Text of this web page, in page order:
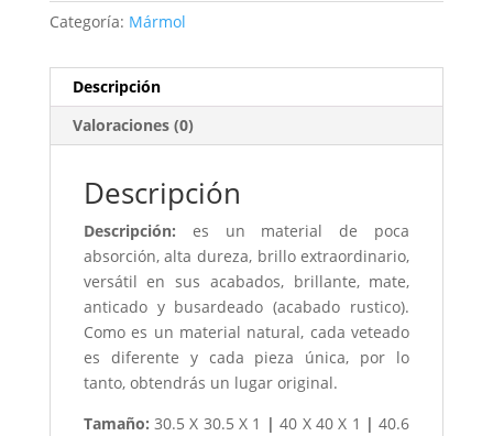
Categoría: Mármol
Descripción
Valoraciones (0)
Descripción
Descripción: es un material de poca
absorción, alta dureza, brillo extraordinario,
versátil en sus acabados, brillante, mate,
anticado y busardeado (acabado rustico).
Como es un material natural, cada veteado
es diferente y cada pieza única, por lo
tanto, obtendrás un lugar original.
Tamaño: 30.5 X 30.5 X 1 | 40 X 40 X 1 | 40.6